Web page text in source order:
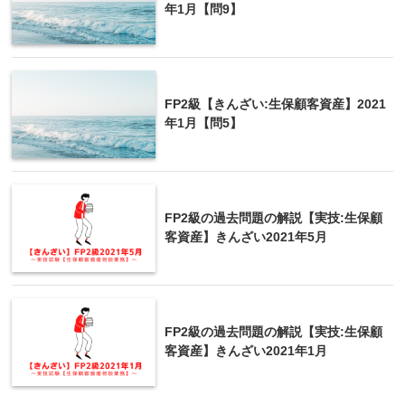
昭和56年5月31日以前に建築されている
相続開始の直前において相続人以外に居住をしてい
相続の開始があった日から3年を経過する日の属する
年の12月31日までに売ること
売却代金が1億円以下であること
譲渡所得の控除額は
件は覚えておいた方が良いです。
年1月【問9】
FP2級【きんざい:生保顧客資産】2021
年1月【問5】
FP2級の過去問題の解説【実技:生保顧
客資産】きんざい2021年5月
FP2級の過去問題の解説【実技:生保顧
客資産】きんざい2021年1月